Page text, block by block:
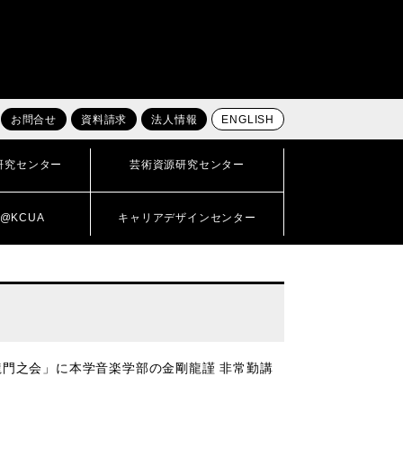
お問合せ 資料請求 法人情報 ENGLISH
究センター 芸術資源研究センター
キャリアデザインセンター
之会」に本学音楽学部の金剛龍謹 非常勤講